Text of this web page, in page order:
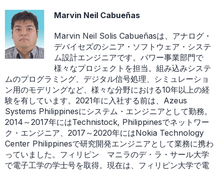
Marvin Neil Cabueñas
Marvin Neil Solis Cabueñasは、アナログ・
デバイセズのシニア・ソフトウェア・システ
ム設計エンジニアです。パワー事業部門で
様々なプロジェクトを担当。組み込みシステ
ムのプログラミング、デジタル信号処理、シミュレーショ
ン用のモデリングなど、様々な分野における10年以上の経
験を有しています。2021年に入社する前は、Azeus
Systems Philippinesにシステム・エンジニアとして勤務。
2014～2017年にはTechnistock, Philippinesでネットワー
ク・エンジニア、2017～2020年にはNokia Technology
Center Philippinesで研究開発エンジニアとして業務に携わ
っていました。フィリピン マニラのデ・ラ・サール大学
で電子工学の学士号を取得。現在は、フィリピン大学で電